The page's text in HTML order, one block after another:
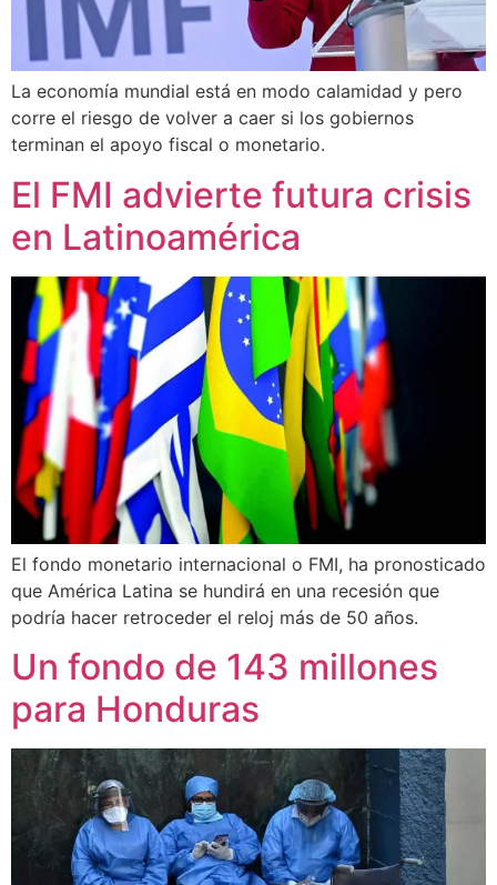
La economía mundial está en modo calamidad y pero
corre el riesgo de volver a caer si los gobiernos
terminan el apoyo fiscal o monetario.
El FMI advierte futura crisis
en Latinoamérica
El fondo monetario internacional o FMI, ha pronosticado
que América Latina se hundirá en una recesión que
podría hacer retroceder el reloj más de 50 años.
Un fondo de 143 millones
para Honduras